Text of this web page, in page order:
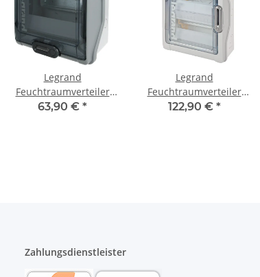
Legrand
Feuchtraumverteiler
Aufputz 1 x 8 TE 601978
63,90 € *
Legrand
Feuchtraumverteiler
Aufputz 2 x 12 TE
122,90 € *
Zahlungsdienstleister